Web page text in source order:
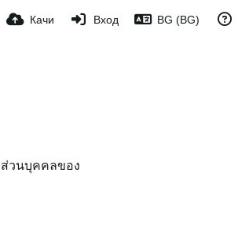
Качи Вход BG (BG)
ส่วนบุคคลของ